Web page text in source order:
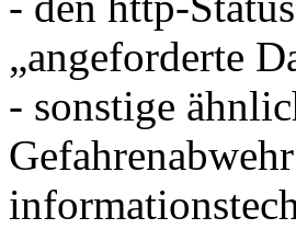
„angeforderte
- sonstige